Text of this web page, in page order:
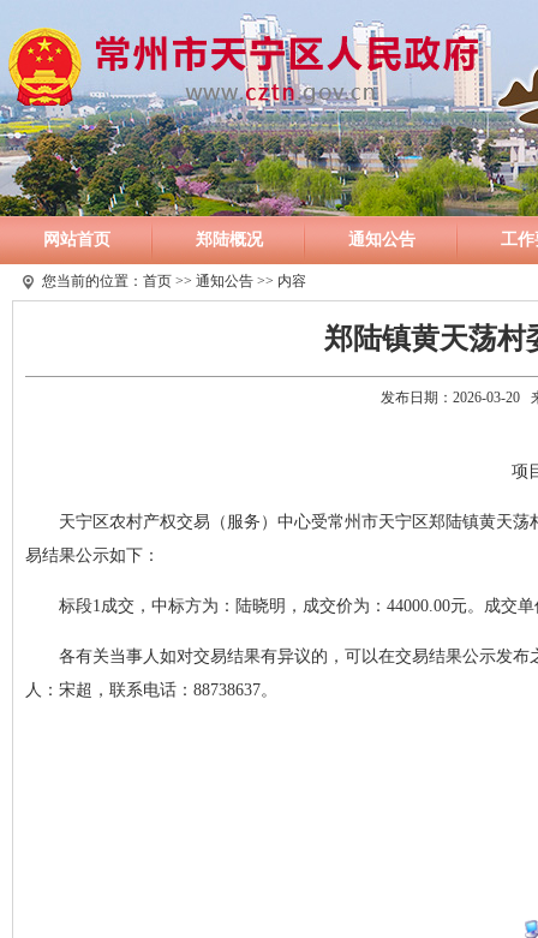
网站首页 郑陆概况 通知公告 工作
您当前的位置： 首页 >> 通知公告 >> 内容
郑陆镇黄天荡村
发布日期：2026-03-20
项
天宁区农村产权交易（服务）中心受常州市天宁区郑陆镇黄天
易结果公示如下：
标段1成交，中标方为：陆晓明，成交价为：44000.00元。成交
各有关当事人如对交易结果有异议的，可以在交易结果公示发
人：宋超，联系电话：88738637。